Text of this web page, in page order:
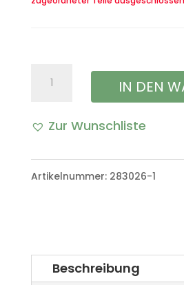
Knieschutz
VW
Bombardier
IN DEN
Zur Wunschliste
Artikelnummer: 283026-1
Beschreibung